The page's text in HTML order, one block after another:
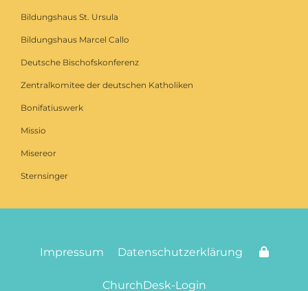
Bildungshaus St. Ursula
Bildungshaus Marcel Callo
Deutsche Bischofskonferenz
Zentralkomitee der deutschen Katholiken
Bonifatiuswerk
Missio
Misereor
Sternsinger
Impressum Datenschutzerklärung
ChurchDesk-Login